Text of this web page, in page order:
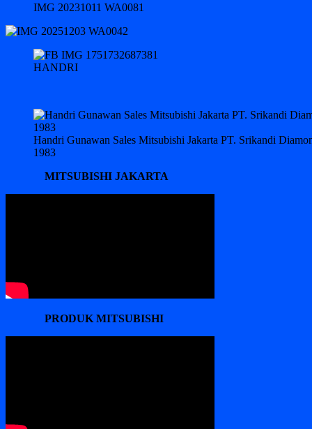
IMG 20231011 WA0081
HANDRI
Handri Gunawan Sales Mitsubishi Jakarta PT. Srikandi
1983
MITSUBISHI JAKARTA
PRODUK MITSUBISHI